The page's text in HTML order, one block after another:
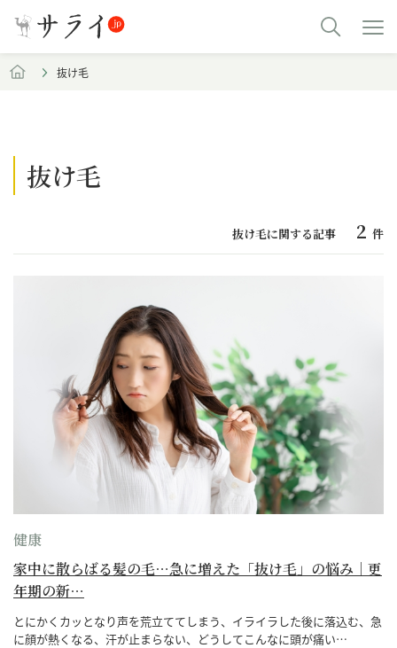
抜け毛
抜け毛
抜け毛に関する記事 2 件
健康
家中に散らばる髪の毛…急に増えた「抜け毛」の悩み｜更
年期の新…
とにかくカッとなり声を荒立ててしまう、イライラした後に落込む、急
に顔が熱くなる、汗が止まらない、どうしてこんなに頭が痛い…